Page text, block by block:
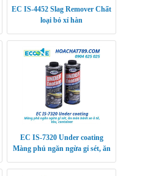
EC IS-4452 Slag Remover Chất
loại bỏ xỉ hàn
EC IS-7320 Under coating
Màng phủ ngăn ngừa gỉ sét, ăn